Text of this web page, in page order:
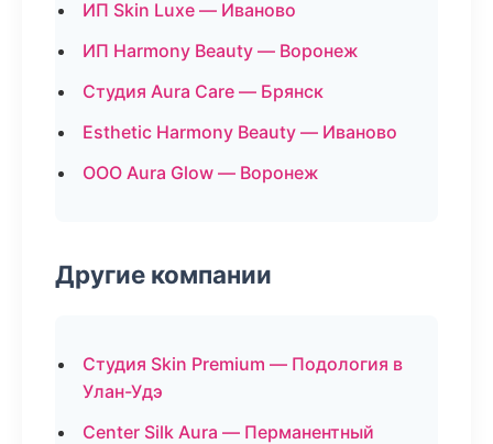
ИП Skin Luxe — Иваново
ИП Harmony Beauty — Воронеж
Студия Aura Care — Брянск
Esthetic Harmony Beauty — Иваново
ООО Aura Glow — Воронеж
Другие компании
Студия Skin Premium — Подология в
Улан-Удэ
Center Silk Aura — Перманентный